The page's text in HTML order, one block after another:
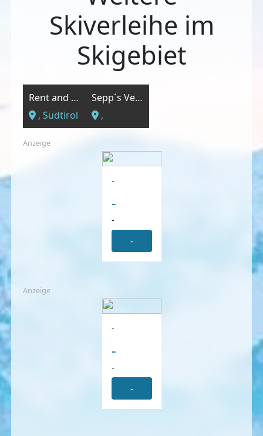
Skiverleihe im
Skigebiet
Rent and Go Schölzhorn
, Südtirol
Sepp´s Verleih und Service
,
Anzeige
-
-
-
-
Anzeige
-
-
-
-